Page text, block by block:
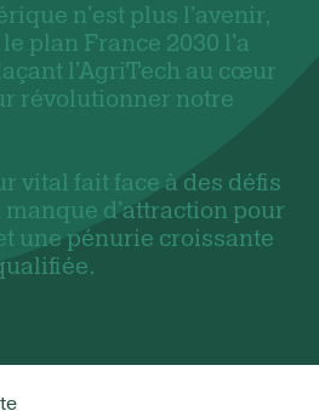
n'est plus l'avenir,
plan France 2030 l'a
l'AgriTech au cœur
révolutionner notre
vital fait face à des défis
d'attraction pour
une pénurie croissante